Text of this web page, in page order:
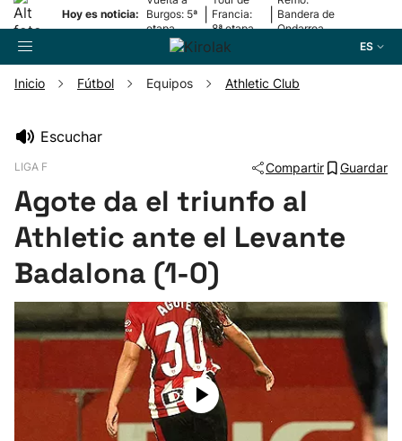
Hoy es noticia:
Burgos: 5ª
etapa
Francia:
8ª etapa
Bandera de
Ondarroa
ES
Pelota
Remo
Baloncesto
Inicio Fútbol Equipos Athletic Club
Escuchar
LIGA F Compartir Guardar
Agote da el triunfo al
Athletic ante el Levante
Badalona (1-0)